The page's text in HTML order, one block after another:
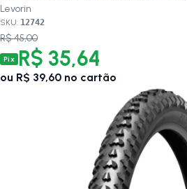
Levorin
SKU: 12742
R$ 45,00
Pix R$ 35,64
ou R$ 39,60 no cartão